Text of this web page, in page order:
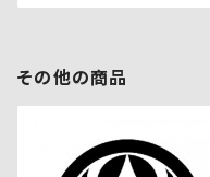
その他の商品